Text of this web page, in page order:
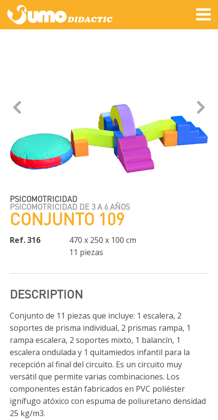
PSICOMOTRICIDAD
PSICOMOTRICIDAD DE 3 A 6 AÑOS
CONJUNTO 109
Ref. 316
470 x 250 x 100 cm
11 piezas
DESCRIPTION
Conjunto de 11 piezas que incluye: 1 escalera, 2
soportes de prisma individual, 2 prismas rampa, 1
rampa escalera, 2 soportes mixto, 1 balancín, 1
escalera ondulada y 1 quitamiedos infantil para la
recepción al final del circuito. Es un circuito muy
versátil que permite varias combinaciones. Los
componentes están fabricados en PVC poliéster
ignífugo atóxico con espuma de poliuretano densidad
25 kg/m3.